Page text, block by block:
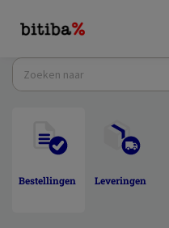
Bestellingen Leveringen